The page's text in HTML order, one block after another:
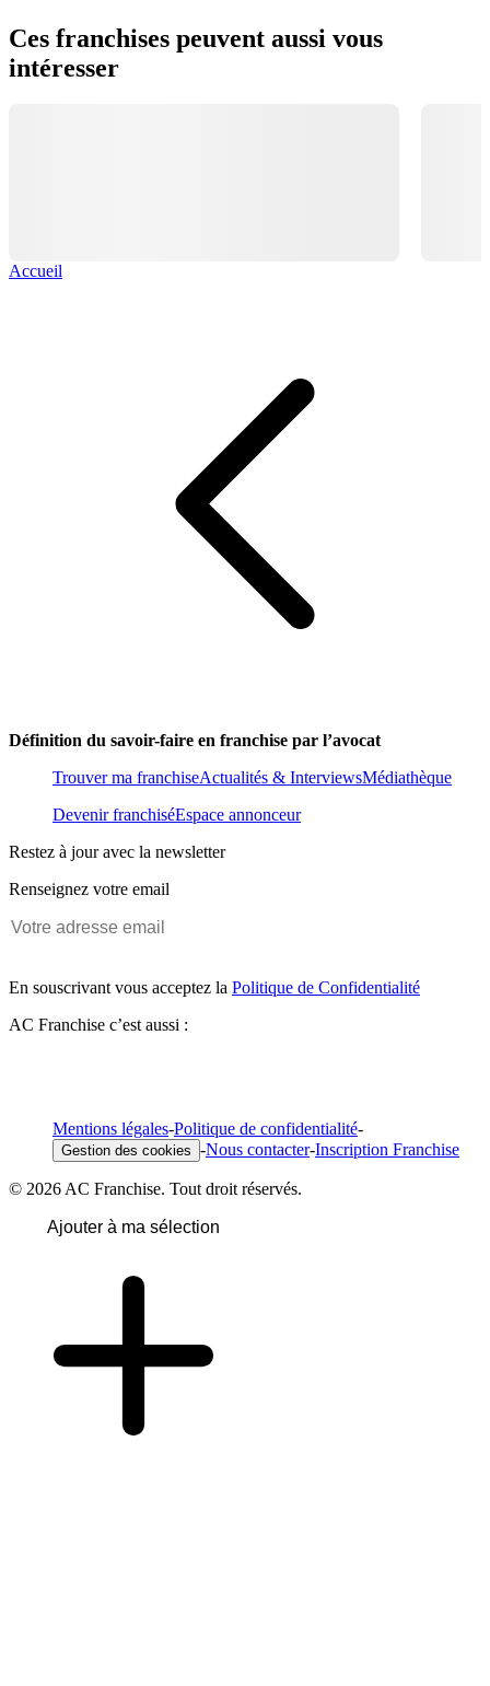
Ces franchises peuvent aussi vous
intéresser
Accueil
Définition du savoir-faire en franchise par l’avocat
Trouver ma franchiseActualités & InterviewsMédiathèque
Devenir franchiséEspace annonceur
Restez à jour avec la newsletter
Renseignez votre email
En souscrivant vous acceptez la Politique de Confidentialité
AC Franchise c’est aussi :
Mentions légales-Politique de confidentialité-
Gestion des cookies -Nous contacter-Inscription Franchise
© 2026 AC Franchise. Tout droit réservés.
Ajouter à ma sélection